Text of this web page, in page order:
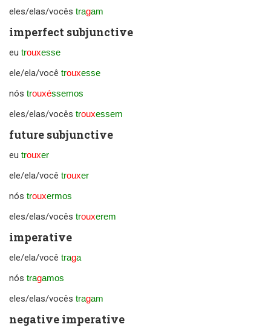
eles/elas/vocês tragam
imperfect subjunctive
eu trouxesse
ele/ela/você trouxesse
nós trouxéssemos
eles/elas/vocês trouxessem
future subjunctive
eu trouxer
ele/ela/você trouxer
nós trouxermos
eles/elas/vocês trouxerem
imperative
ele/ela/você traga
nós tragamos
eles/elas/vocês tragam
negative imperative